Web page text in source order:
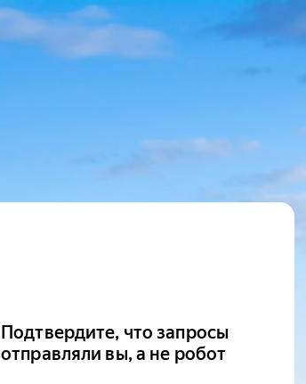
Подтвердите, что запросы
отправляли вы, а не робот